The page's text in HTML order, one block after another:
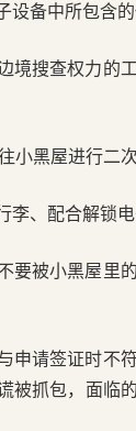
备中所包含的
境搜查权力的
黑屋进行二
、配合解锁电
要被小黑屋里
申请签证时不
被抓包，面临